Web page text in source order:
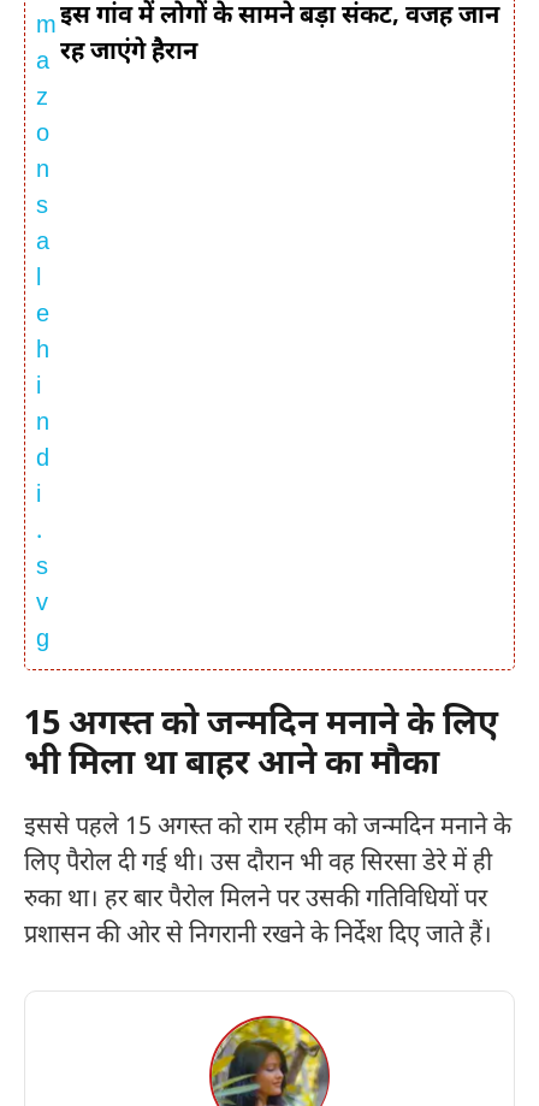
इस गांव में लोगों के सामने बड़ा संकट, वजह जान
रह जाएंगे हैरान
15 अगस्त को जन्मदिन मनाने के लिए
भी मिला था बाहर आने का मौका
इससे पहले 15 अगस्त को राम रहीम को जन्मदिन मनाने के
लिए पैरोल दी गई थी। उस दौरान भी वह सिरसा डेरे में ही
रुका था। हर बार पैरोल मिलने पर उसकी गतिविधियों पर
प्रशासन की ओर से निगरानी रखने के निर्देश दिए जाते हैं।